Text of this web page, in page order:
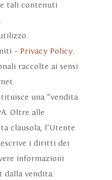
tali contenuti
– Privacy Policy.
raccolte ai sensi
una “vendita
Oltre alle
clausola, l’Utente
i diritti dei
informazioni
dalla vendita.